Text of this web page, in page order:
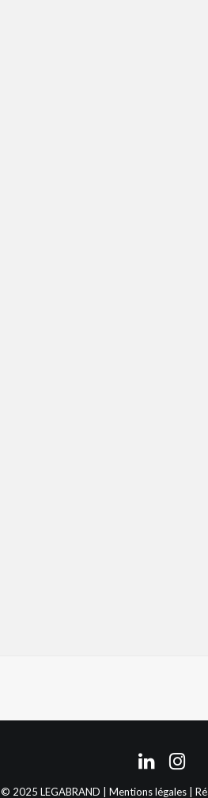
© 2025 LEGABRAND | Mentions légales|